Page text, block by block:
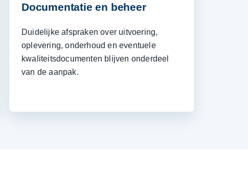
Documentatie en beheer
Duidelijke afspraken over uitvoering,
oplevering, onderhoud en eventuele
kwaliteitsdocumenten blijven onderdeel
van de aanpak.